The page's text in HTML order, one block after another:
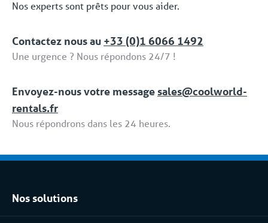
Nos experts sont prêts pour vous aider.
Contactez nous au +33 (0)1 6066 1492
Une urgence ? Nous répondons 24/7 !
Envoyez-nous votre message sales@coolworld-
rentals.fr
Nous répondrons dans les 24 heures.
Nos solutions
Location climatisation réversible